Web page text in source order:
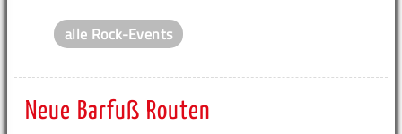
alle Rock-Events
Neue Barfuß Routen